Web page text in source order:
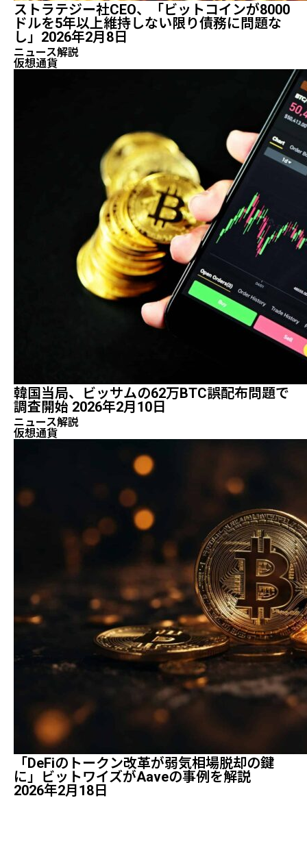
ストラテジー社CEO、「ビットコインが8000
ドルを5年以上維持しない限り債務に問題な
し」2026年2月8日
ニュース解説
仮想通貨
韓国当局、ビッサムの62万BTC誤配布問題で
調査開始 2026年2月10日
ニュース解説
仮想通貨
「DeFiのトークン改革が弱気相場脱却の鍵
に」ビットワイズがAaveの事例を解説
2026年2月18日